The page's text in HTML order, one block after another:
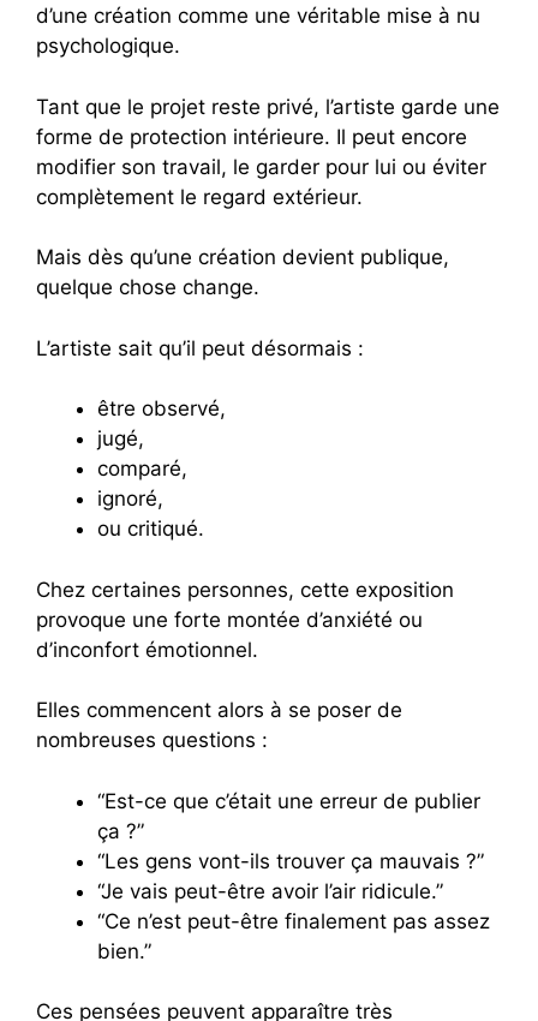
d’une création comme une véritable mise à nu
psychologique.
Tant que le projet reste privé, l’artiste garde une
forme de protection intérieure. Il peut encore
modifier son travail, le garder pour lui ou éviter
complètement le regard extérieur.
Mais dès qu’une création devient publique,
quelque chose change.
L’artiste sait qu’il peut désormais :
être observé,
jugé,
comparé,
ignoré,
ou critiqué.
Chez certaines personnes, cette exposition
provoque une forte montée d’anxiété ou
d’inconfort émotionnel.
Elles commencent alors à se poser de
nombreuses questions :
“Est-ce que c’était une erreur de publier
ça ?”
“Les gens vont-ils trouver ça mauvais ?”
“Je vais peut-être avoir l’air ridicule.”
“Ce n’est peut-être finalement pas assez
bien.”
Ces pensées peuvent apparaître très